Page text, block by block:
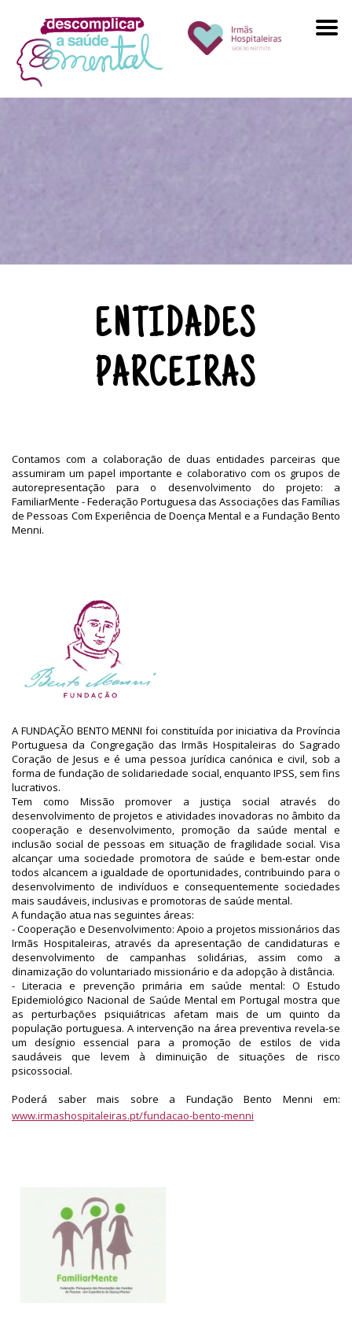
ENTIDADES
PARCEIRAS
Contamos com a colaboração de duas entidades parceiras que
assumiram um papel importante e colaborativo com os grupos de
autorepresentação para o desenvolvimento do projeto: a
FamiliarMente - Federação Portuguesa das Associações das Famílias
de Pessoas Com Experiência de Doença Mental e a Fundação Bento
Menni.
A FUNDAÇÃO BENTO MENNI foi constituída por iniciativa da Província
Portuguesa da Congregação das Irmãs Hospitaleiras do Sagrado
Coração de Jesus e é uma pessoa jurídica canónica e civil, sob a
forma de fundação de solidariedade social, enquanto IPSS, sem fins
lucrativos.
Tem como Missão promover a justiça social através do
desenvolvimento de projetos e atividades inovadoras no âmbito da
cooperação e desenvolvimento, promoção da saúde mental e
inclusão social de pessoas em situação de fragilidade social. Visa
alcançar uma sociedade promotora de saúde e bem-estar onde
todos alcancem a igualdade de oportunidades, contribuindo para o
desenvolvimento de indivíduos e consequentemente sociedades
mais saudáveis, inclusivas e promotoras de saúde mental.
A fundação atua nas seguintes áreas:
- Cooperação e Desenvolvimento: Apoio a projetos missionários das
Irmãs Hospitaleiras, através da apresentação de candidaturas e
desenvolvimento de campanhas solidárias, assim como a
dinamização do voluntariado missionário e da adopção à distância.
- Literacia e prevenção primária em saúde mental: O Estudo
Epidemiológico Nacional de Saúde Mental em Portugal mostra que
as perturbações psiquiátricas afetam mais de um quinto da
população portuguesa. A intervenção na área preventiva revela-se
um desígnio essencial para a promoção de estilos de vida
saudáveis que levem à diminuição de situações de risco
psicossocial.
Poderá saber mais sobre a Fundação Bento Menni em:
www.irmashospitaleiras.pt/fundacao-bento-menni